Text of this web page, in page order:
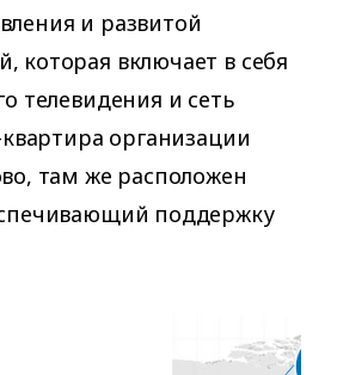
и развитой
которая включает в себя
телевидения и сеть
организации
там же расположен
поддержку